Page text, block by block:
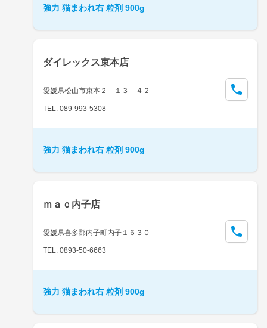
強力 猫まわれ右 粒剤 900g
ダイレックス束本店
愛媛県松山市束本２－１３－４２
TEL: 089-993-5308
強力 猫まわれ右 粒剤 900g
ｍａｃ内子店
愛媛県喜多郡内子町内子１６３０
TEL: 0893-50-6663
強力 猫まわれ右 粒剤 900g